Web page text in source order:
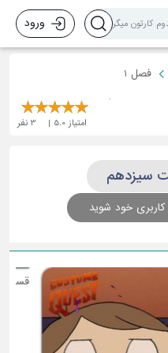
ورود
فصل 1
امتیاز 5.0
3 نفر
خود شوید